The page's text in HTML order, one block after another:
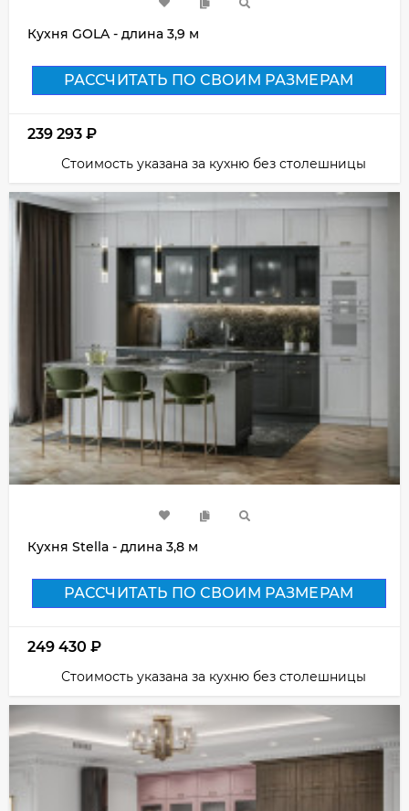
Кухня GOLA - длина 3,9 м
РАССЧИТАТЬ ПО СВОИМ РАЗМЕРАМ
239 293 ₽
Стоимость указана за кухню без столешницы
Кухня Stella - длина 3,8 м
РАССЧИТАТЬ ПО СВОИМ РАЗМЕРАМ
249 430 ₽
Стоимость указана за кухню без столешницы